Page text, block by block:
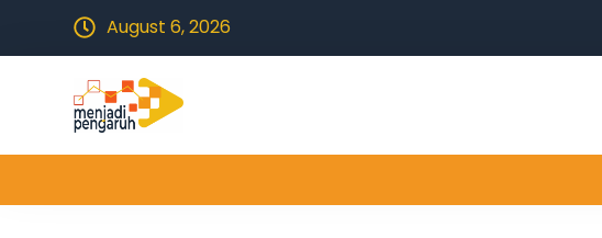
August 6, 2026